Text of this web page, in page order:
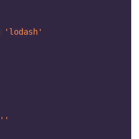
'lodash'
''